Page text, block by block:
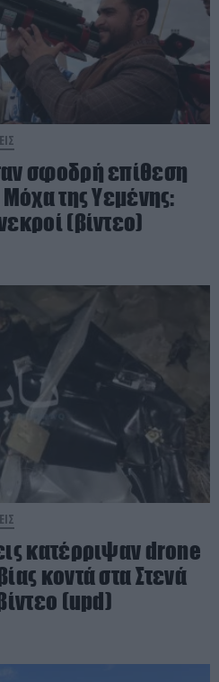
σφοδρή επίθεση
της Υεμένης:
(βίντεο)
κατέρριψαν drone
κοντά στα Στενά
(upd)